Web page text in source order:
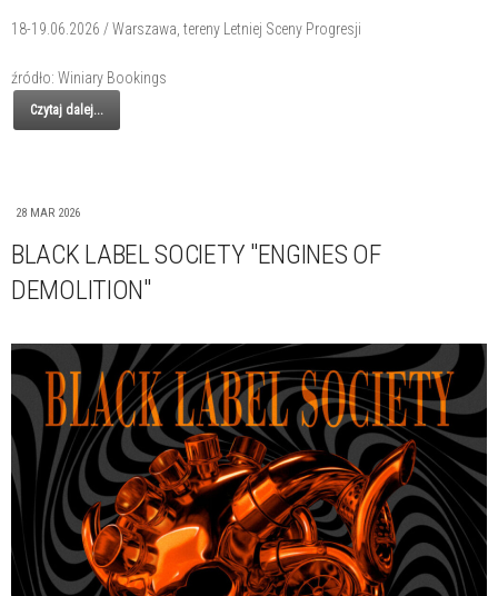
18-19.06.2026 / Warszawa, tereny Letniej Sceny Progresji
źródło: Winiary Bookings
Czytaj dalej...
28 MAR 2026
BLACK LABEL SOCIETY "ENGINES OF
DEMOLITION"